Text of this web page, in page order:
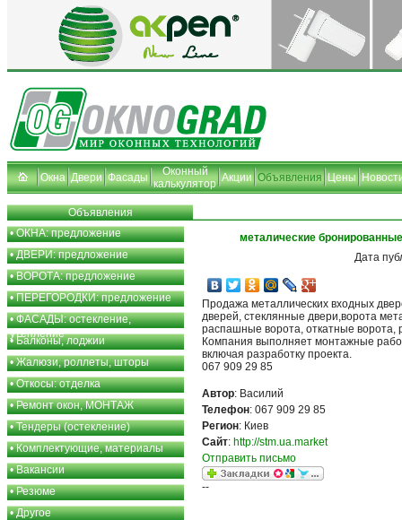
Окна Двери Фасады
Оконный
калькулятор Акции Объявления Цены
Объявления
•ОКНА: предложение
•ДВЕРИ: предложение
•ВОРОТА: предложение
•ПЕРЕГОРОДКИ: предложение
•ФАСАДЫ: остекление,
утепление
•Балконы, лоджии
•Жалюзи, роллеты, шторы
•Откосы: отделка
•Ремонт окон, МОНТАЖ
•Тендеры (остекление)
•Комплектующие, материалы
•Вакансии
•Резюме
•Другое
металические
Дата
Продажа металлических входных
дверей, стеклянные двери,ворота
распашные ворота, откатные ворота,
Компания выполняет монтажные
включая разработку проекта.
067 909 29 85
Автор: Василий
Телефон: 067 909 29 85
Регион: Киев
Сайт: http://stm.ua.market
Отправить письмо
--